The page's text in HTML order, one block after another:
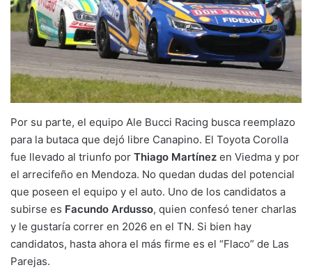
Por su parte, el equipo Ale Bucci Racing busca reemplazo
para la butaca que dejó libre Canapino. El Toyota Corolla
fue llevado al triunfo por Thiago Martínez en Viedma y por
el arrecifeño en Mendoza. No quedan dudas del potencial
que poseen el equipo y el auto. Uno de los candidatos a
subirse es Facundo Ardusso, quien confesó tener charlas
y le gustaría correr en 2026 en el TN. Si bien hay
candidatos, hasta ahora el más firme es el “Flaco” de Las
Parejas.